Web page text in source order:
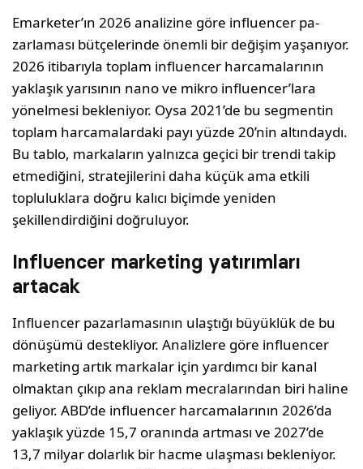
Emarketer’ın 2026 analizine göre influencer pa­
zarlaması bütçelerinde önemli bir değişim yaşanıyor.
2026 itibarıyla toplam influencer harcamalarının
yaklaşık yarısının nano ve mik­ro influencer’lara
yönelmesi bekleniyor. Oysa 2021’de bu segmentin
toplam harcamalardaki payı yüzde 20’nin altındaydı.
Bu tablo, marka­ların yalnızca geçici bir trendi takip
etmediğini, stratejilerini daha küçük ama etkili
topluluklara doğru kalıcı biçimde yeniden
şekillendirdiğini doğruluyor.
Influencer marketing yatırımları
artacak
Influencer pazarlamasının ulaştığı büyüklük de bu
dönüşümü destekliyor. Analizlere göre influ­encer
marketing artık markalar için yardımcı bir kanal
olmaktan çıkıp ana reklam mecralarından biri haline
geliyor. ABD’de influencer harca­malarının 2026’da
yaklaşık yüzde 15,7 oranın­da artması ve 2027’de
13,7 milyar dolarlık bir hacme ulaşması bekleniyor.